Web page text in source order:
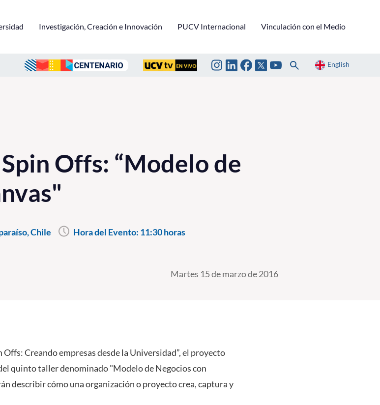
Investigación, Creación e Innovación PUCV Internacional Vinculación con el Medio
English
Offs: “Modelo de
Chile Hora del Evento: 11:30 horas
Martes 15 de marzo de 2016
Creando empresas desde la Universidad”, el proyecto
quinto taller denominado "Modelo de Negocios con
describir cómo una organización o proyecto crea, captura y